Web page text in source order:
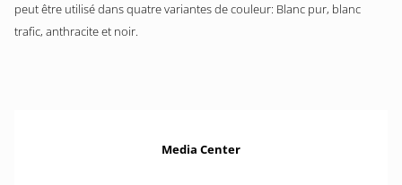
peut être utilisé dans quatre variantes de couleur: Blanc pur, blanc
trafic, anthracite et noir.
Media Center